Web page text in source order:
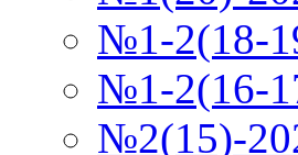
№1-2(18-
№1-2(16-
№2(15)-